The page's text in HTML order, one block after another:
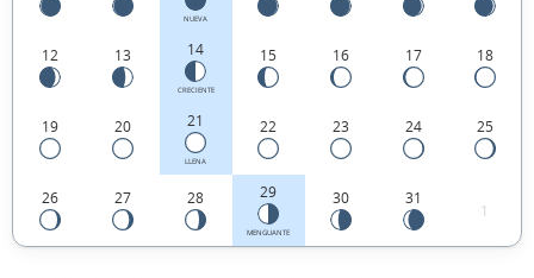
NUEVA
12 13 14
CRECIENTE
15 16 17 18
19 20 21
LLENA
22 23 24 25
26 27 28 29
MENGUANTE
30 31
1